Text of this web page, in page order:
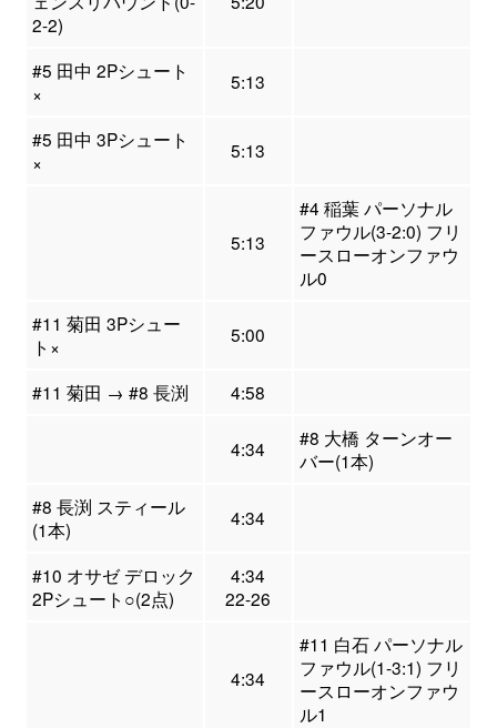
2-2)
#5 田中 2Pシュート
×
5:13
#5 田中 3Pシュート
×
5:13
5:13
#4 稲葉 パーソナル
ファウル(3-2:0) フリ
ースローオンファウ
ル0
#11 菊田 3Pシュー
ト×
5:00
#11 菊田 → #8 長渕 4:58
4:34
#8 大橋 ターンオー
バー(1本)
#8 長渕 スティール
(1本)
4:34
#10 オサゼ デロック
2Pシュート○(2点)
4:34
22-26
4:34
#11 白石 パーソナル
ファウル(1-3:1) フリ
ースローオンファウ
ル1